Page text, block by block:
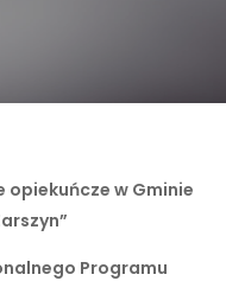
opiekuńcze w Gminie
Programu